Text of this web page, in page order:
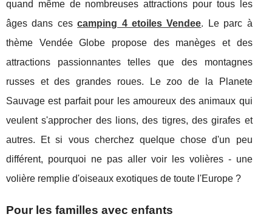
quand même de nombreuses attractions pour tous les
âges dans cescamping 4 etoiles Vendee. Le parc à
thème Vendée Globe propose des manèges et des
attractions passionnantes telles que des montagnes
russes et des grandes roues. Le zoo de la Planete
Sauvage est parfait pour les amoureux des animaux qui
veulent s'approcher des lions, des tigres, des girafes et
autres. Et si vous cherchez quelque chose d'un peu
différent, pourquoi ne pas aller voir les volières - une
volière remplie d'oiseaux exotiques de toute l'Europe ?
Pour les familles avec enfants